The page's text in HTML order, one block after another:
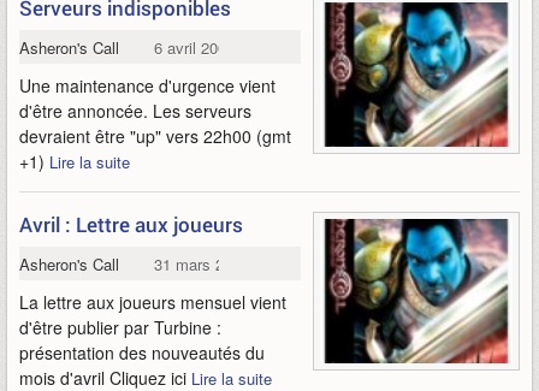
Serveurs indisponibles
Asheron's Call 6 avril 2004
Une maintenance d'urgence vient
d'être annoncée. Les serveurs
devraient être "up" vers 22h00 (gmt
+1) Lire la suite
Avril : Lettre aux joueurs
Asheron's Call 31 mars 2004
La lettre aux joueurs mensuel vient
d'être publier par Turbine :
présentation des nouveautés du
mois d'avril Cliquez ici Lire la suite